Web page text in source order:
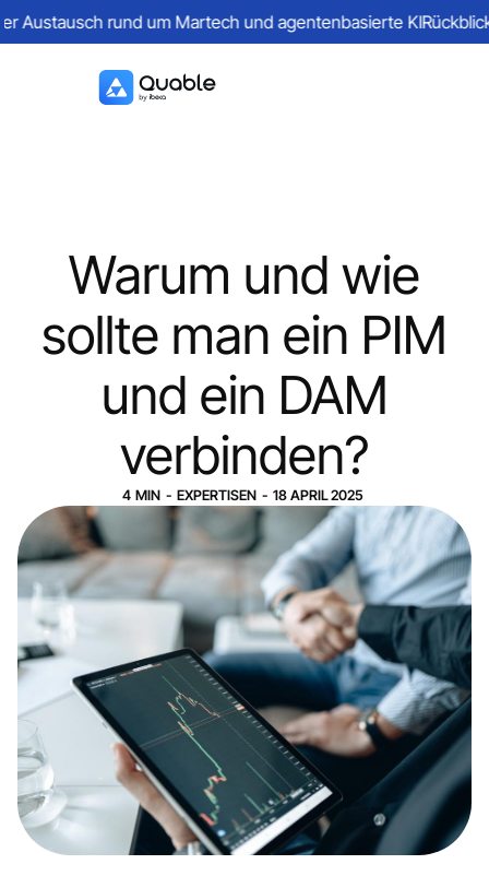
Warum und wie
sollte man ein PIM
und ein DAM
verbinden?
4 MIN - EXPERTISEN - 18 APRIL2025
rund um Martech und agentenbasierte KIRückblick